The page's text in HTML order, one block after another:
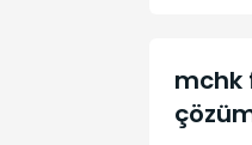
mchk